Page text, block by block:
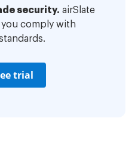
security. airSlate
comply with
trial